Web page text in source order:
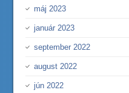
máj 2023
január 2023
september 2022
august 2022
jún 2022